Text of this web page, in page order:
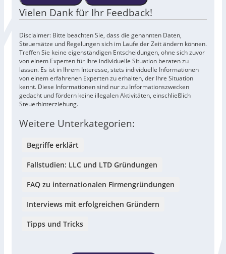
Vielen Dank für Ihr Feedback!
Disclaimer: Bitte beachten Sie, dass die genannten Daten,
Steuersätze und Regelungen sich im Laufe der Zeit ändern können.
Treffen Sie keine eigenständigen Entscheidungen, ohne sich zuvor
von einem Experten für Ihre individuelle Situation beraten zu
lassen. Es ist in Ihrem Interesse, stets individuelle Informationen
von einem erfahrenen Experten zu erhalten, der Ihre Situation
kennt. Diese Informationen sind nur zu Informationszwecken
gedacht und fördern keine illegalen Aktivitäten, einschließlich
Steuerhinterziehung.
Weitere Unterkategorien:
Begriffe erklärt
Fallstudien: LLC und LTD Gründungen
FAQ zu internationalen Firmengründungen
Interviews mit erfolgreichen Gründern
Tipps und Tricks